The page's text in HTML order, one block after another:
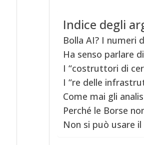
Indice degli
Bolla AI? I numeri
Ha senso parlare
I “costruttori di
I “re delle
Come mai gli
Perché le Borse
Non si può usare